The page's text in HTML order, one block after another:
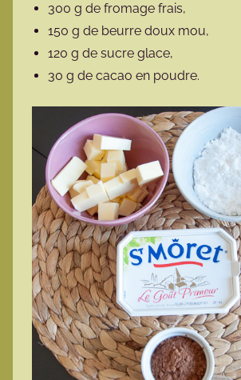
300 g de fromage frais,
150 g de beurre doux mou,
120 g de sucre glace,
30 g de cacao en poudre.